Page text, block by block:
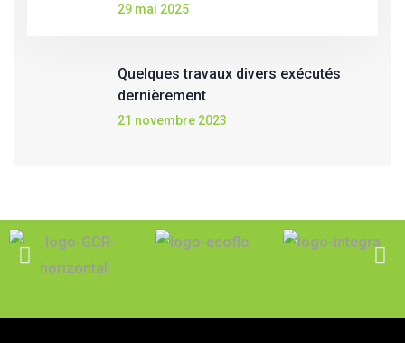
29 mai 2025
Quelques travaux divers exécutés
dernièrement
21 novembre 2023